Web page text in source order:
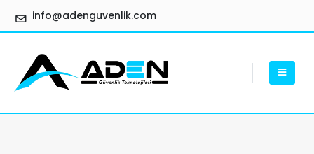
info@adenguvenlik.com